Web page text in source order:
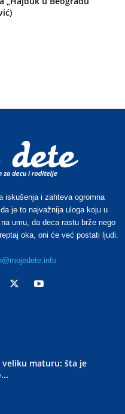
iskušenja i zahteva ogromna
je to najvažnija uloga koju u
umu, da deca rastu brže nego
oka, oni će već postati ljudi.
veliku maturu: šta je